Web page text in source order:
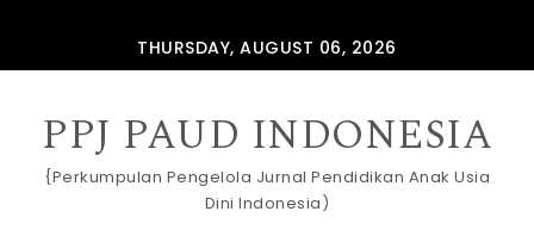
THURSDAY, AUGUST 06, 2026
PPJ PAUD INDONESIA
{Perkumpulan Pengelola Jurnal Pendidikan Anak Usia
Dini Indonesia)